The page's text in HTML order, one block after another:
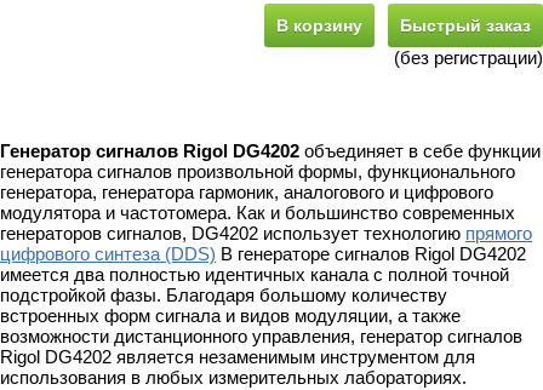
В корзину Быстрый заказ
(без регистрации)
Генератор сигналов Rigol DG4202 объединяет в себе функции
генератора сигналов произвольной формы, функционального
генератора, генератора гармоник, аналогового и цифрового
модулятора и частотомера. Как и большинство современных
генераторов сигналов, DG4202 использует технологию прямого
цифрового синтеза (DDS) В генераторе сигналов Rigol DG4202
имеется два полностью идентичных канала с полной точной
подстройкой фазы. Благодаря большому количеству
встроенных форм сигнала и видов модуляции, а также
возможности дистанционного управления, генератор сигналов
Rigol DG4202 является незаменимым инструментом для
использования в любых измерительных лабораториях.